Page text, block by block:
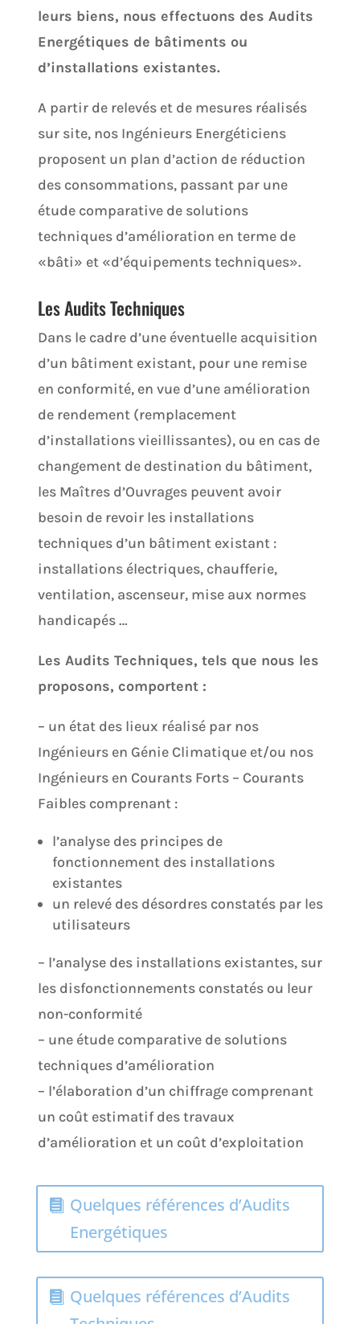
leurs biens, nous effectuons des Audits
Energétiques de bâtiments ou
d’installations existantes.
A partir de relevés et de mesures réalisés
sur site, nos Ingénieurs Energéticiens
proposent un plan d’action de réduction
des consommations, passant par une
étude comparative de solutions
techniques d’amélioration en terme de
«bâti» et «d’équipements techniques».
Les Audits Techniques
Dans le cadre d’une éventuelle acquisition
d’un bâtiment existant, pour une remise
en conformité, en vue d’une amélioration
de rendement (remplacement
d’installations vieillissantes), ou en cas de
changement de destination du bâtiment,
les Maîtres d’Ouvrages peuvent avoir
besoin de revoir les installations
techniques d’un bâtiment existant :
installations électriques, chaufferie,
ventilation, ascenseur, mise aux normes
handicapés …
Les Audits Techniques, tels que nous les
proposons, comportent :
– un état des lieux réalisé par nos
Ingénieurs en Génie Climatique et/ou nos
Ingénieurs en Courants Forts – Courants
Faibles comprenant :
l’analyse des principes de
fonctionnement des installations
existantes
un relevé des désordres constatés par les
utilisateurs
– l’analyse des installations existantes, sur
les disfonctionnements constatés ou leur
non-conformité
– une étude comparative de solutions
techniques d’amélioration
– l’élaboration d’un chiffrage comprenant
un coût estimatif des travaux
d’amélioration et un coût d’exploitation
Quelques références d’Audits
Energétiques
Quelques références d’Audits